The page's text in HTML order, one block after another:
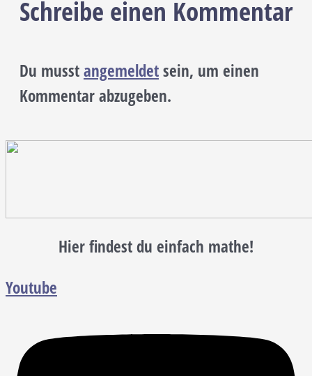
Schreibe einen Kommentar
Du musstangemeldetsein, um einen
Kommentar abzugeben.
Hier findest du einfach mathe!
Youtube